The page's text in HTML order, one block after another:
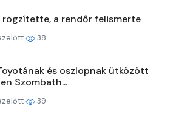
rögzítette, a rendőr felismerte
38
és oszlopnak ütközött
Szombath...
39